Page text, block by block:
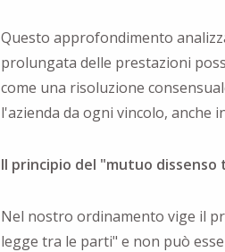
Questo approfondimento
prolungata delle prestazioni
come una risoluzione
l'azienda da ogni vincolo, anche
Il principio del "mutuo dissenso
Nel nostro ordinamento vige il
legge tra le parti" e non può